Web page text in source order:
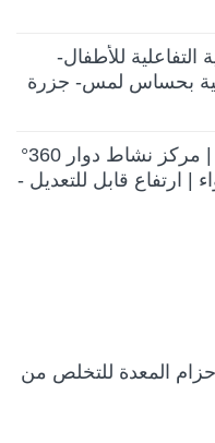
للأطفال-
بحساس لمس- جزرة
نطاطة أطفال 3 في 1 | مركز نشاط دوار 360°
| ارتفاع قابل للتعديل -
المعدة للتخلص من